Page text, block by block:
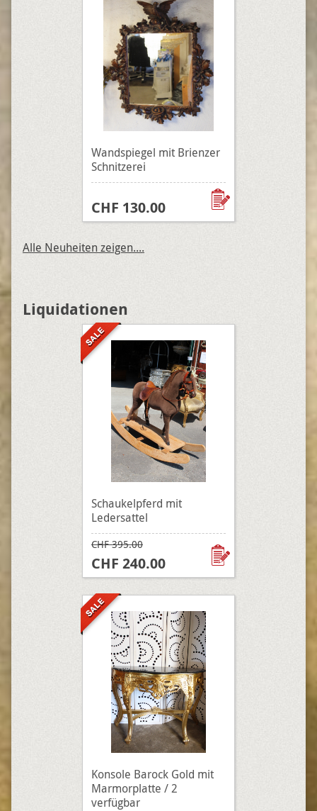
Wandspiegel mit Brienzer
Schnitzerei
CHF 130.00
Alle Neuheiten zeigen....
Liquidationen
Schaukelpferd mit
Ledersattel
CHF 395.00
CHF 240.00
Konsole Barock Gold mit
Marmorplatte / 2
verfügbar